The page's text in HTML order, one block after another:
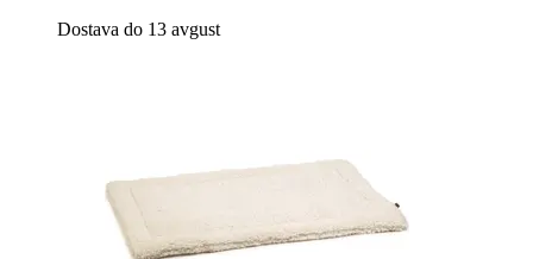
Dostava do 13 avgust